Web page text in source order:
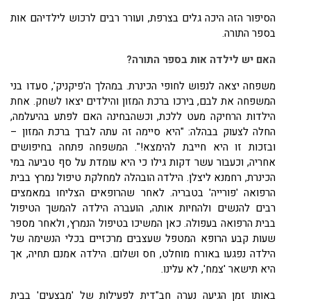
הסיפור הזה היכה גלים בצרפת, ועורר רבים לרכוש לילדיהם אות
בספר התורה.
האם יש לילדה אות בספר התורה?
משפחה יצאה לנפוש לחופי הכינרת. במהלך ה'פיקניק', סעדו בני
המשפחה את לבם, בירכו ברכת המזון והילדים יצאו לשחק. אחת
הילדות הרחיקה מעט ללכת, וכשהבחינה האם לפתע בהיעלמה,
החלה לצעוק בבהלה: "היא סיימה זה עתה לברך ברכת המזון –
ובזכות זו היא חייבת להימצא!". המשפחה פתחה בחיפושים
אחריה, וכעבור עשר דקות גילו כי היא עומדת על סף טביעה במי
הכינרת, רחמנא ליצלן. הילדה הובהלה למחלקת טיפול נמרץ בבית
הרפואה 'פורייה' בטבריה. לאחר שהרופאים הצליחו במאמצים
רבים להנשים ולהחיות אותה, הועברה הילדה להמשך הטיפול
בבית הרפואה בעפולה. כאן המשיכו בטיפול הנמרץ, ולאחר מספר
שעות קבע הרופא המטפל שעצבים מרכזיים בכלי הנשימה של
הילדה נפגעו באורח מוחלט, חס ושלום. הילדה אמנם תחיה, אך
היא תישאר 'צמח', לא עלינו.
באותו זמן הגיעה נערה חב"דית לפעילות של 'מבצעים' בבית